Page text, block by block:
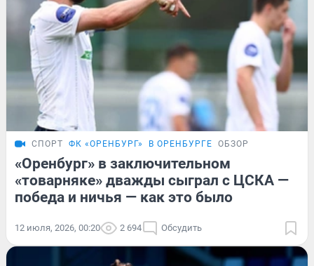
СПОРТ ФК «ОРЕНБУРГ» В ОРЕНБУРГЕ ОБЗОР
«Оренбург» в заключительном
«товарняке» дважды сыграл с ЦСКА —
победа и ничья — как это было
12 июля, 2026, 00:20 2 694 Обсудить